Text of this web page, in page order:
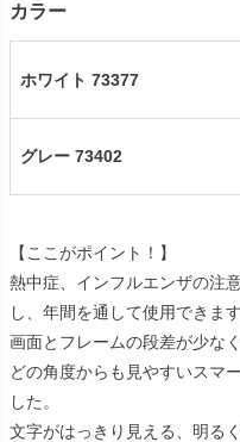
カラー
ホワイト 73377
グレー 73402
【ここがポイント！】
熱中症、インフルエンザの注
し、年間を通して使用できます
画面とフレームの段差が少な
どの角度からも見やすいスマ
した。
文字がはっきり見える、明る